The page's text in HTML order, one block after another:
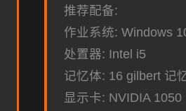
推荐配备:
作业系统: Windows
处置器: Intel i5
记忆体: 16 gilbert 记
显示卡: NVIDIA 1050